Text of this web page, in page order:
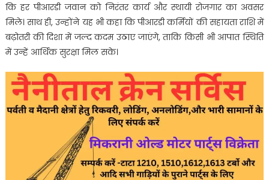
कि हर पीआरडी जवान को निरंतर कार्य और स्थायी रोजगार का अवसर
मिले। साथ ही, उन्होंने यह भी कहा कि पीआरडी कर्मियों की सहायता राशि में
बढ़ोतरी की दिशा में जल्द कदम उठाए जाएंगे, ताकि किसी भी आपात स्थिति
में उन्हें आर्थिक सुरक्षा मिल सके।